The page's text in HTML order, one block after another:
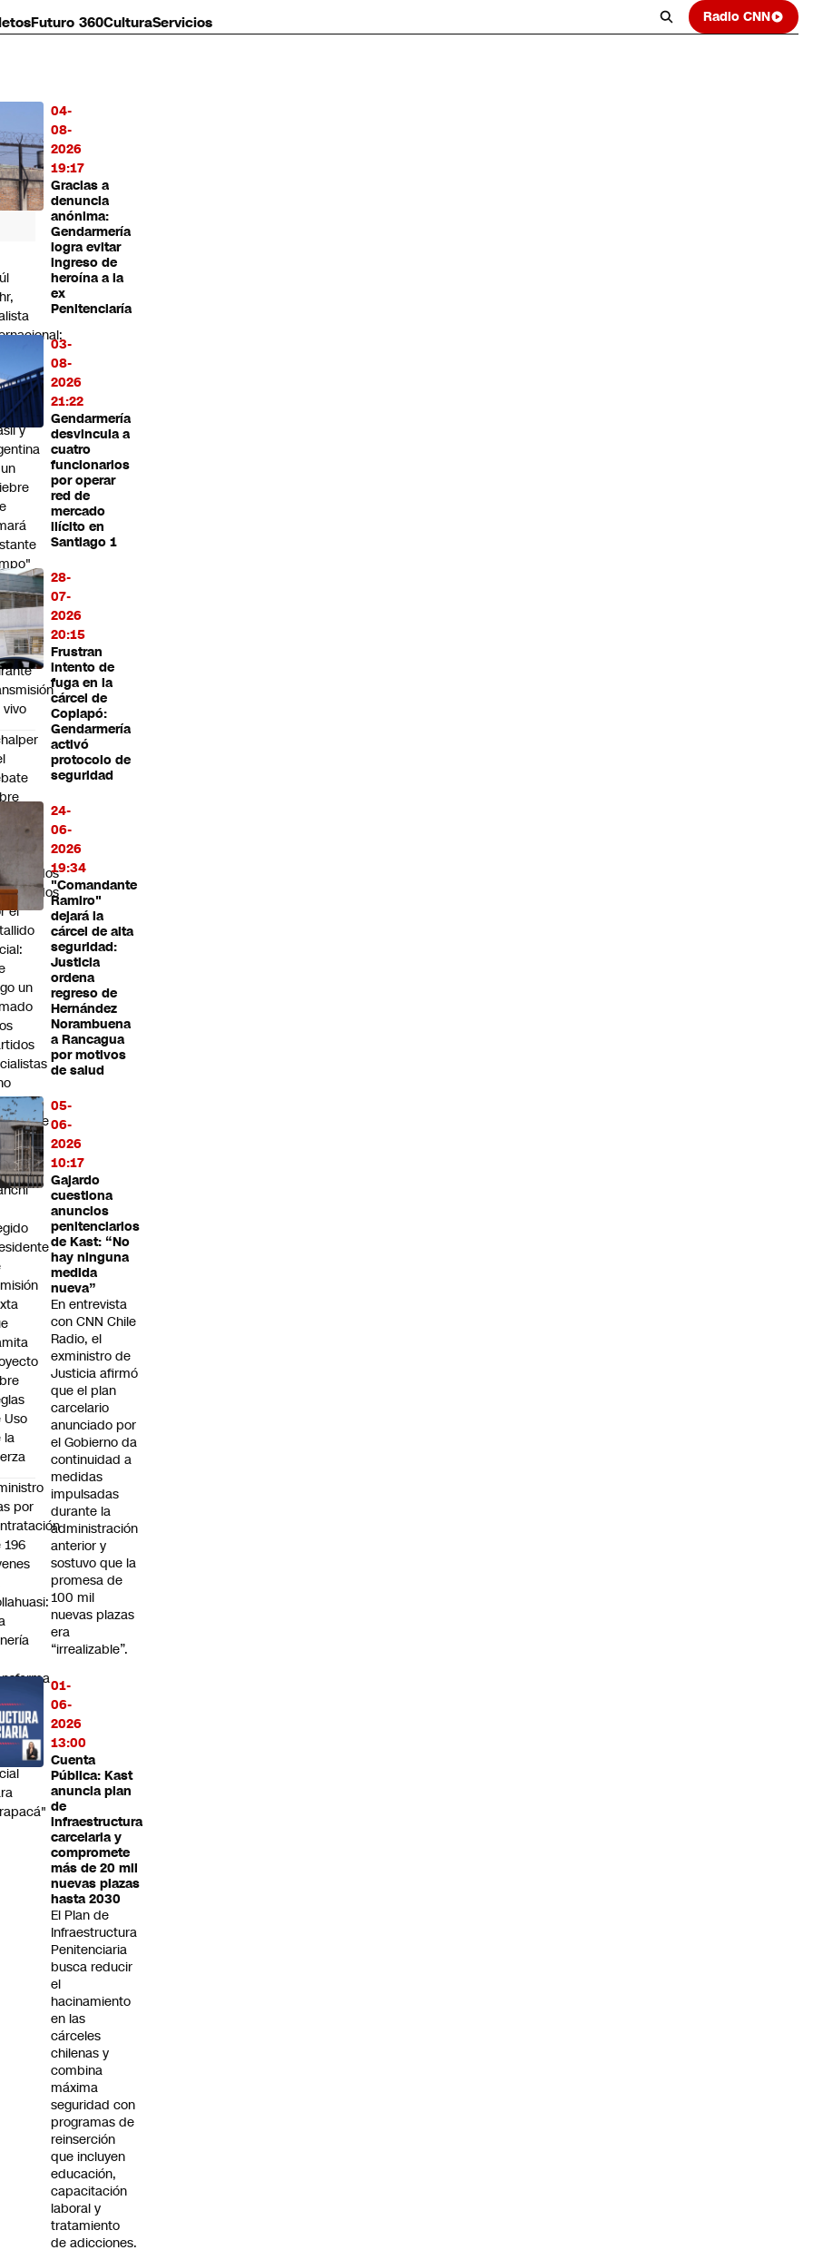
Futuro 360CulturaServicios Radio CNN
04-
08-
2026
19:17
Gracias a
denuncia
anónima:
Gendarmería
logra evitar
ingreso de
heroína a la
ex
Penitenciaría
03-
08-
2026
21:22
Gendarmería
desvincula a
cuatro
funcionarios
por operar
red de
mercado
ilícito en
Santiago 1
28-
07-
2026
20:15
Frustran
intento de
fuga en la
cárcel de
Copiapó:
Gendarmería
activó
protocolo de
seguridad
24-
06-
2026
19:34
"Comandante
Ramiro"
dejará la
cárcel de alta
seguridad:
Justicia
ordena
regreso de
Hernández
Norambuena
a Rancagua
por motivos
de salud
05-
06-
2026
10:17
Gajardo
cuestiona
anuncios
penitenciarios
de Kast: “No
hay ninguna
medida
nueva”
En entrevista
con CNN Chile
Radio, el
exministro de
Justicia afirmó
que el plan
carcelario
anunciado por
el Gobierno da
continuidad a
medidas
impulsadas
durante la
administración
anterior y
sostuvo que la
promesa de
100 mil
nuevas plazas
era
“irrealizable”.
01-
06-
2026
13:00
Cuenta
Pública: Kast
anuncia plan
de
infraestructura
carcelaria y
compromete
más de 20 mil
nuevas plazas
hasta 2030
El Plan de
Infraestructura
Penitenciaria
busca reducir
el
hacinamiento
en las
cárceles
chilenas y
combina
máxima
seguridad con
programas de
reinserción
que incluyen
educación,
capacitación
laboral y
tratamiento
de adicciones.
y
vivo
el
un
al
Uso
la
por
196